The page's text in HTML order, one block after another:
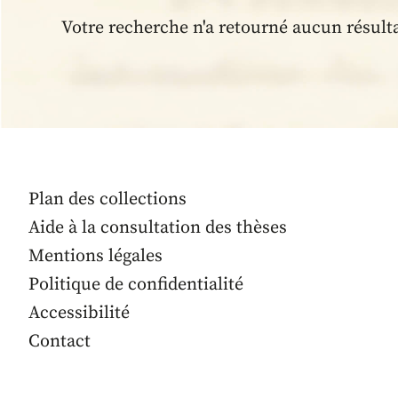
Votre recherche n'a retourné aucun
Plan des collections
Aide à la consultation des thèses
Mentions légales
Politique de confidentialité
Accessibilité
Contact